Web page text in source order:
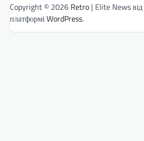
Copyright © 2026 Retro | Elite News від
платформіWordPress.